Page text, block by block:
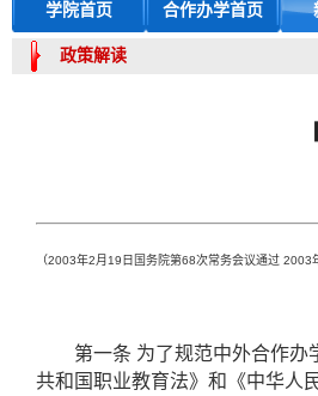
学院首页 合作办学首页
政策解读
（2003年2月19 日国务院第68次常务会议通过 2003
第一条 为了规范中外合作办
共和国职业教育法》和《中华人